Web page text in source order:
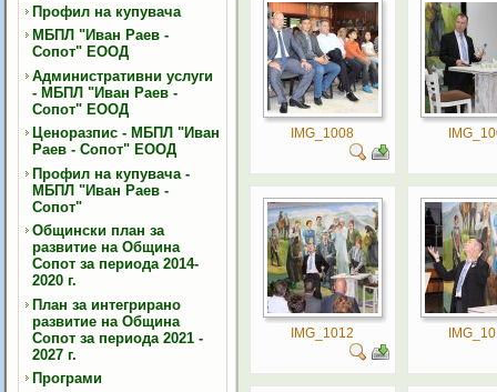
Профил на купувача
МБПЛ "Иван Раев -
Сопот" ЕООД
Административни услуги
- МБПЛ "Иван Раев -
Сопот" ЕООД
Ценоразпис - МБПЛ "Иван
Раев - Сопот" ЕООД
Профил на купувача -
МБПЛ "Иван Раев -
Сопот"
Общински план за
развитие на Община
Сопот за периода 2014-
2020 г.
План за интегрирано
развитие на Община
Сопот за периода 2021 -
2027 г.
Програми
IMG_1008
IMG_1012